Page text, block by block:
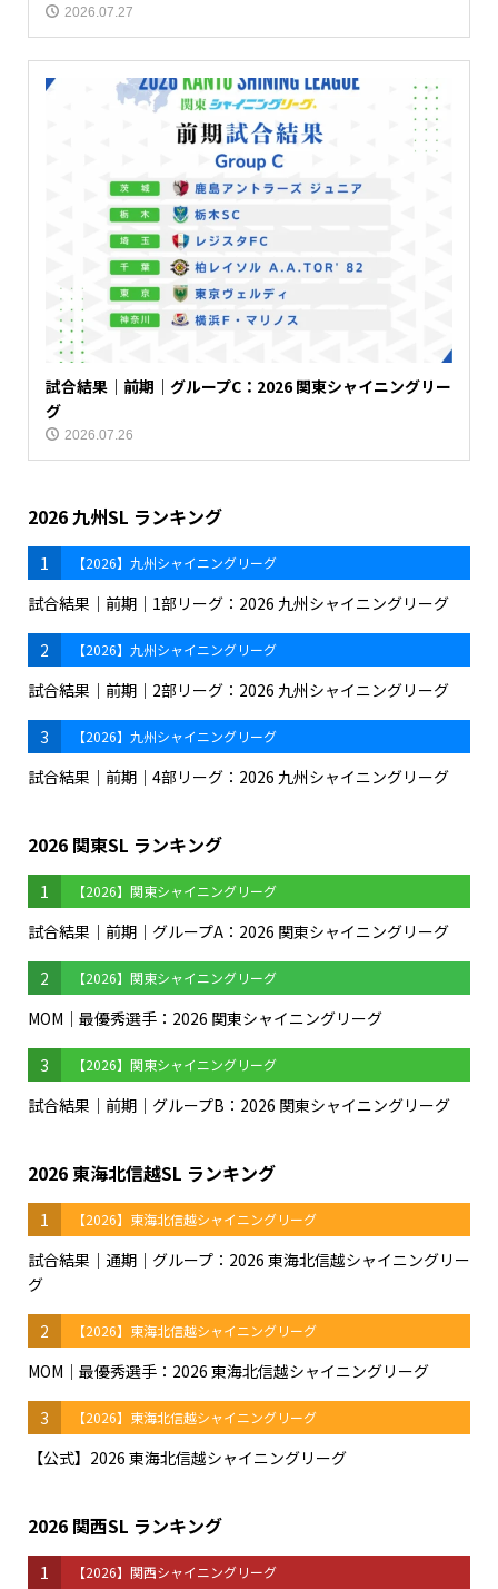
2026.07.27
試合結果｜前期｜グループC：2026 関東シャイニングリー
グ
2026.07.26
2026 九州SL ランキング
1 【2026】九州シャイニングリーグ
試合結果｜前期｜1部リーグ：2026 九州シャイニングリーグ
2 【2026】九州シャイニングリーグ
試合結果｜前期｜2部リーグ：2026 九州シャイニングリーグ
3 【2026】九州シャイニングリーグ
試合結果｜前期｜4部リーグ：2026 九州シャイニングリーグ
2026 関東SL ランキング
1 【2026】関東シャイニングリーグ
試合結果｜前期｜グループA：2026 関東シャイニングリーグ
2 【2026】関東シャイニングリーグ
MOM｜最優秀選手：2026 関東シャイニングリーグ
3 【2026】関東シャイニングリーグ
試合結果｜前期｜グループB：2026 関東シャイニングリーグ
2026 東海北信越SL ランキング
1 【2026】東海北信越シャイニングリーグ
試合結果｜通期｜グループ：2026 東海北信越シャイニングリー
グ
2 【2026】東海北信越シャイニングリーグ
MOM｜最優秀選手：2026 東海北信越シャイニングリーグ
3 【2026】東海北信越シャイニングリーグ
【公式】2026 東海北信越シャイニングリーグ
2026 関西SL ランキング
1 【2026】関西シャイニングリーグ